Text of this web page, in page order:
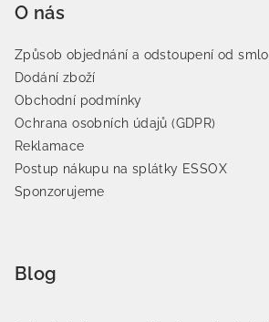
O nás
Způsob objednání a odstoupení od
Dodání zboží
Obchodní podmínky
Ochrana osobních údajů (GDPR)
Reklamace
Postup nákupu na splátky ESSOX
Sponzorujeme
Blog